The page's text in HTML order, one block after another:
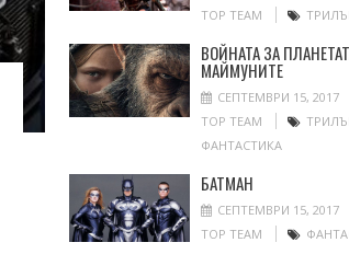
TOP TEAM
ВОЙНАТА ЗА
МАЙМУНИТЕ
СЕПТЕМВРИ 15, 2017
TOP TEAM
ФАНТАСТИКА
БАТМАН
СЕПТЕМВРИ 15, 2017
TOP TEAM